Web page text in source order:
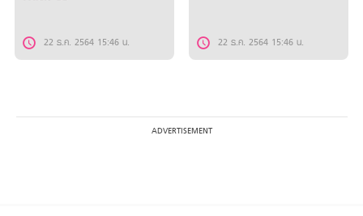
22 ธ.ค. 2564 15:46 น. 22 ธ.ค. 2564 15:46 น.